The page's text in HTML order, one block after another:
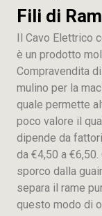
Fili di
Il Cavo Elettrico
è un prodotto
Compravendita
mulino per la
quale permette
poco valore il
dipende da
da €4,50 a
sporco dalla
separa il rame
questo modo di